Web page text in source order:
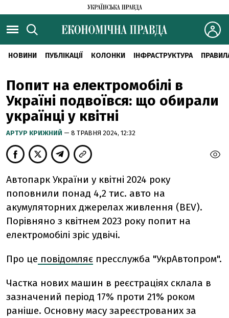
НОВИНИ ПУБЛІКАЦІЇ КОЛОНКИ ІНФРАСТРУКТУРА
Попит на електромобілі в
Україні подвоївся: що обирали
українці у квітні
АРТУР КРИЖНИЙ — 8 ТРАВНЯ 2024, 12:32
Автопарк України у квітні 2024 року
поповнили понад 4,2 тис. авто на
акумуляторних джерелах живлення (BEV).
Порівняно з квітнем 2023 року попит на
електромобілі зріс удвічі.
Про це повідомляє пресслужба "УкрАвтопром".
Частка нових машин в реєстраціях склала в
зазначений період 17% проти 21% роком
раніше. Основну масу зареєстрованих за